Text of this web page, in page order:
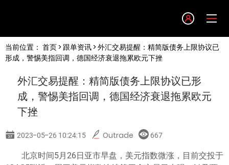
English
简体中文
繁體中文
当前位置： 首页> 跟单资讯> 外汇交易提醒：精简版债务上限协议已
形成，警惕美指回调，德国经济衰退拖累欧元下挫
外汇交易提醒：精简版债务上限协议已形
成，警惕美指回调，德国经济衰退拖累欧元
下挫
2023-05-26 10:24:15 Outrade 667
北京时间5月26日亚市早盘，美元指数微涨，目前交投于